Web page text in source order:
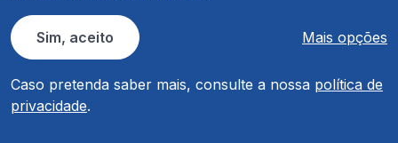
Sim, aceito Mais opções
Caso pretenda saber mais, consulte a nossa política de
privacidade.
© COMPETE 2030. Todos os direitos reservados.